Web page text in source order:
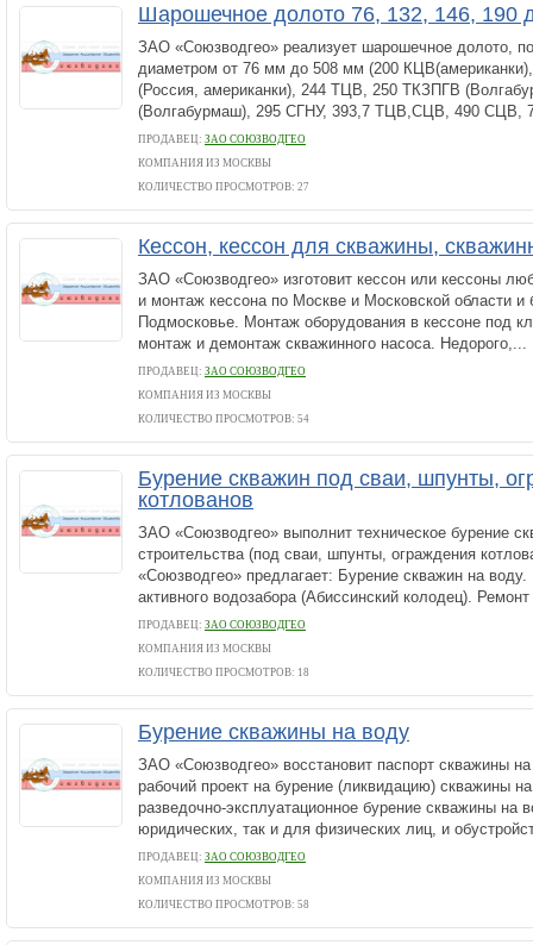
Шарошечное долото 76, 132, 146, 190
ЗАО «Союзводгео» реализует шарошечное долото,
диаметром от 76 мм до 508 мм (200
(Россия, американки), 244 ТЦВ, 250 ТКЗПГВ
(Волгабурмаш), 295 СГНУ, 393,7 ТЦВ,СЦВ, 490 СЦВ,
ПРОДАВЕЦ: ЗАО СОЮЗВОДГЕО
КОМПАНИЯ ИЗ МОСКВЫ
КОЛИЧЕСТВО ПРОСМОТРОВ: 27
Кессон, кессон для скважины,
ЗАО «Союзводгео» изготовит кессон или кессоны
и монтаж кессона по Москве и Московской области и
Подмосковье. Монтаж оборудования в кессоне под
монтаж и демонтаж скважинного насоса. Недорого,...
ПРОДАВЕЦ: ЗАО СОЮЗВОДГЕО
КОМПАНИЯ ИЗ МОСКВЫ
КОЛИЧЕСТВО ПРОСМОТРОВ: 54
Бурение скважин под сваи, шпунты,
котлованов
ЗАО «Союзводгео» выполнит техническое бурение
строительства (под сваи, шпунты, ограждения
«Союзводгео» предлагает: Бурение скважин на
активного водозабора (Абиссинский колодец).
ПРОДАВЕЦ: ЗАО СОЮЗВОДГЕО
КОМПАНИЯ ИЗ МОСКВЫ
КОЛИЧЕСТВО ПРОСМОТРОВ: 18
Бурение скважины на воду
ЗАО «Союзводгео» восстановит паспорт скважины
рабочий проект на бурение (ликвидацию) скважины
разведочно-эксплуатационное бурение скважины на
юридических, так и для физических лиц, и
ПРОДАВЕЦ: ЗАО СОЮЗВОДГЕО
КОМПАНИЯ ИЗ МОСКВЫ
КОЛИЧЕСТВО ПРОСМОТРОВ: 58